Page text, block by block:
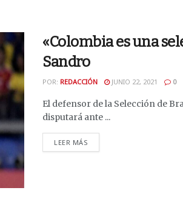
«Colombia es una
Sandro
POR: REDACCIÓN JUNIO 22, 2021 0
El defensor de la Selección de
disputará ante ...
LEER MÁS